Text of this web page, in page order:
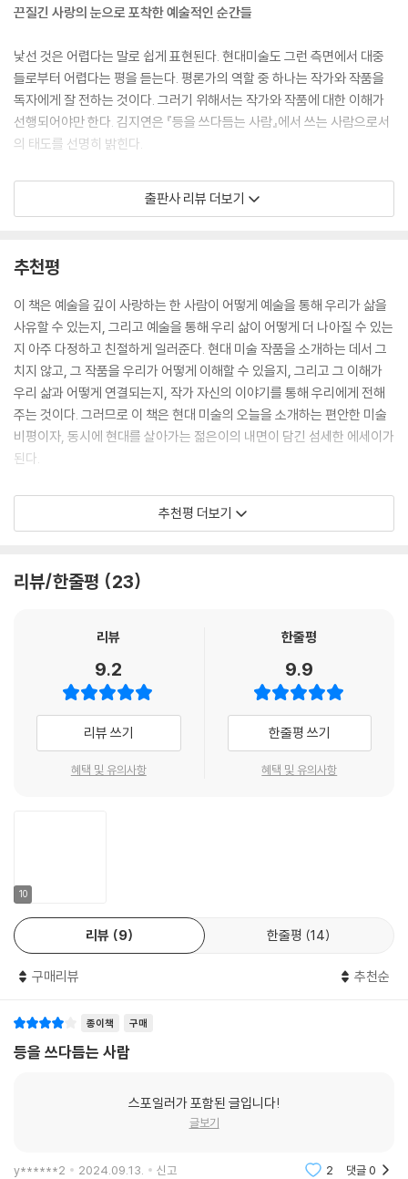
다 넓고 가볍게 산재해 있어서 조금만 노력하면 쉽게 찾을 수 있다. 사람이
사람을 발견하는 건 그런 일이다. 그리고 예술 작품은 곳곳의 행운을 더 쉽
게 만날 수 있게 해준다.
--- pp.174~175
애쓰는 모습을 떠올린다. 그렇게 그림의 등을 지켜보며, 지금 목격한 아름
다움의 다음 장면이 펼쳐지기를 기다린다. 일할 때 혼자 느끼는 비밀스러
운 기쁨이다. 좋아하는 것을 지키기 위해서는 곁에 머무는 다정, 등을 쓰다
랑하는 사람들에게 배웠다.
끈질긴 사랑의 눈으로 포착한 예술적인 순간들
낯선 것은 어렵다는 말로 쉽게 표현된다. 현대미술도 그런 측면에서 대중
들로부터 어렵다는 평을 듣는다. 평론가의 역할 중 하나는 작가와 작품을
독자에게 잘 전하는 것이다. 그러기 위해서는 작가와 작품에 대한 이해가
선행되어야만 한다. 김지연은 『등을 쓰다듬는 사람』에서 쓰는 사람으로서
의 태도를 선명히 밝힌다.
“비평이란 칼을 들어 대상을 재단하고 평가하는 일이라고 여기는 사람이
많다. 그러나 비평은 의미를 발견하고 드러내는 일이다. 날 선 칼보다는 구
그 말처럼 김지연은 ‘칼’보다는 ‘사랑’의 눈으로 작품과 작업자를 살핀다.
그렇게 탄생한 글은 온기를 품고 작품과 작업자의 ‘등’을 어루만진다. 등은
스스로 살필 수 없기에 불안하고 약한 곳이지만, 타인에게는 완전히 열린
곳이다. 그렇기에 등을 밀어주고, 어루만지고, 끌어안는 일은 사랑의 다른
표현인지도 모른다.
책의 제목에서도 알 수 있듯, 김지연은 적극적으로 작업자와 작품의 등을
쓰다듬는 사람이다. 마침내 혼자 걸어갈 수 있을 때까지, 좌충우돌하는 모
습을 지켜보기를 주저하지 않는다. 이는 재능을 직업으로 확장시켜가는 일
재능은 저 혼자 살아 숨 쉬는 생물과 같아서 처음에는 노력 없이도 쉽게 멋
진 것을 만들어 내지만, 그것을 통제할 힘을 기르지 못하면 언젠간 위기에
않은 광물 파편에 가깝다. 잠깐 반짝하는 혜성이 되지 않고 일생을 거쳐 빛
김지연은 날것의 광물 같은 재능을 보석으로 만드는 모든 과정을 ‘재능의
집을 짓는 일’이라 말한다. 그리고 어딘가 ‘이상한 방식으로 존재’하더라도
자기만의 집을 짓는 이들을 기꺼이 ‘사랑’하는 것을 ‘비평의 쓸모’라고 밝힌
다. 이는 그간 무수한 작품들을 보면서 무수히 자신을 부수고 재편한 결과
일 것이다. 그의 말처럼 좋은 작품은 “하나의 정답을 건네기보다는 닫혀 있
는 공간에 균열을 일으키는 존재”이므로.
을 어루만지는 손길과 온기를 내내 지니게 될 것이다.
출판사 리뷰 더보기
추천평
이 책은 예술을 깊이 사랑하는 한 사람이 어떻게 예술을 통해 우리가 삶을
사유할 수 있는지, 그리고 예술을 통해 우리 삶이 어떻게 더 나아질 수 있는
지 아주 다정하고 친절하게 일러준다. 현대 미술 작품을 소개하는 데서 그
치지 않고, 그 작품을 우리가 어떻게 이해할 수 있을지, 그리고 그 이해가
우리 삶과 어떻게 연결되는지, 작가 자신의 이야기를 통해 우리에게 전해
주는 것이다. 그러므로 이 책은 현대 미술의 오늘을 소개하는 편안한 미술
비평이자, 동시에 현대를 살아가는 젊은이의 내면이 담긴 섬세한 에세이가
된다.
이 책의 가장 큰 미덕은 읽는 이보다 앞서지 않고, 예술 작품의 뒤꽁무니를
쫓지 않는다는 점이리라. 김지연 작가는 예술 작품과 나란히 서서 대화하
히 서야 하지 않겠는가. 어디로 가야 할지 좀처럼 알 수 없는 오늘날, 최소
는 사실을 아주 부드럽게 전해준다.
술 작품의 비평문 같기도 하다. 직업이 직업이니만큼, 주변에 미술에 관심
을 보이는 사람들이 많은데, 그들에게서 미술이 어렵다는 이야기를 많이
듣는다. 작품과 작가의 세계관을 파악하기 어려워 글을 읽는데, 그 설명조
『등을 쓰다듬는 사람』은 다변적인 삶 속에서 정리할 틈도 없이 지나가는
나의 감정들을 대신 들려주는 것 같다. 경험했지만 무심히 지나친 세계에
대한 빚진 마음을 글을 읽으며 갚는 느낌이다. 한 문장으로 이 글을 정의한
다면 ‘내 앞에 펼쳐진 세계를 감상하는 데 서툰 사람들을 위한 안내서’라고
할 수 있겠다.
추천평 더보기
리뷰/한줄평 23
리뷰
9.2
리뷰 쓰기
혜택 및 유의사항
한줄평
9.9
한줄평 쓰기
혜택 및 유의사항
10
리뷰 9 한줄평 14
구매리뷰 추천순
종이책 구매
등을 쓰다듬는 사람
스포일러가 포함된 글입니다!
글보기
y******2 2024.09.13. 신고 2 댓글0